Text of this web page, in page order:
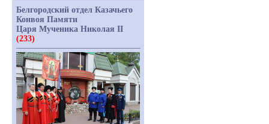
Белгородский отдел Казачьего
Конвоя Памяти
Царя Мученика Николая II
(233)